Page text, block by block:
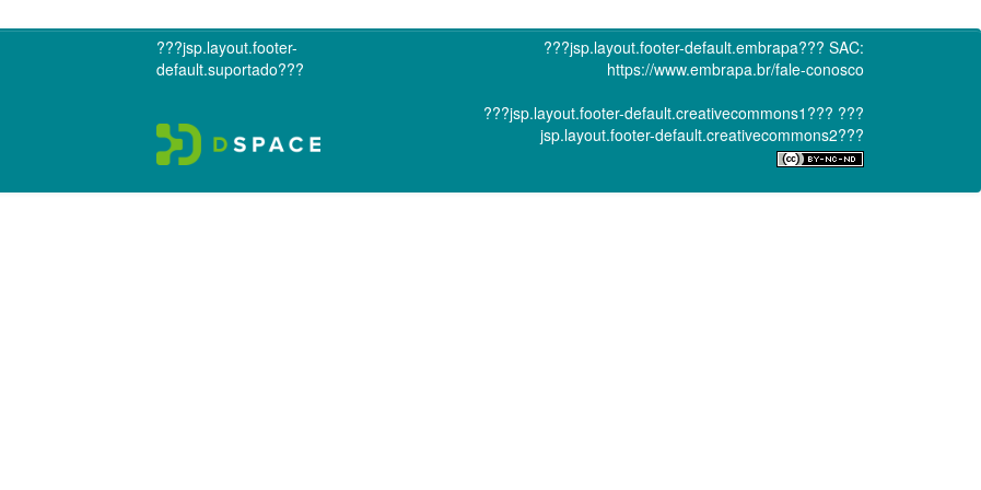
???jsp.layout.footer-
default.suportado???
???jsp.layout.footer-default.embrapa??? SAC:
https://www.embrapa.br/fale-conosco
???jsp.layout.footer-default.creativecommons1??? ???
jsp.layout.footer-default.creativecommons2???